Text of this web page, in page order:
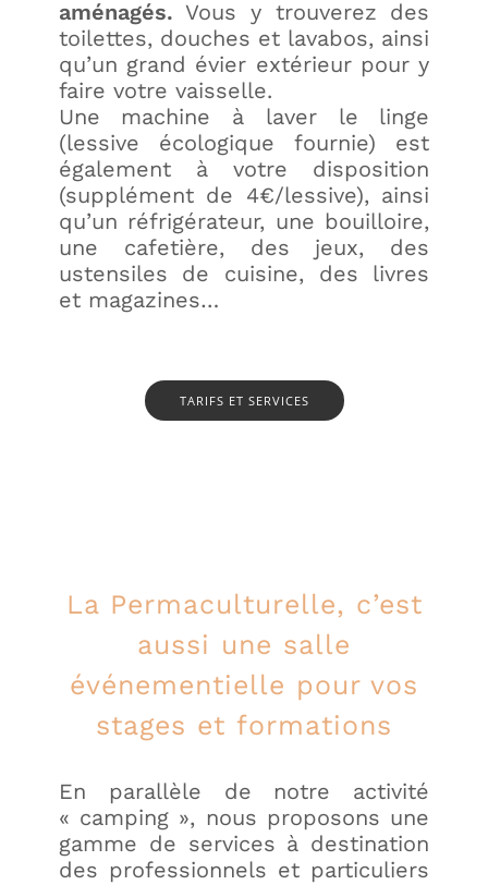
aménagés.Vous y trouverez des
toilettes, douches et lavabos, ainsi
qu’un grand évier extérieur pour y
faire votre vaisselle.
Une machine à laver le linge
(lessive écologique fournie) est
également à votre disposition
(supplément de 4€/lessive), ainsi
qu’un réfrigérateur, une bouilloire,
une cafetière, des jeux, des
ustensiles de cuisine, des livres
et magazines…
TARIFS ET SERVICES
La Permaculturelle, c’est
aussi une salle
événementielle pour vos
stages et formations
En parallèle de notre activité
« camping », nous proposons une
gamme de services à destination
des professionnels et particuliers